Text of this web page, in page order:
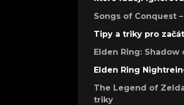
Songs of Conquest
Tipy a triky pro
Elden Ring:
Elden Ring
The Legend of
triky